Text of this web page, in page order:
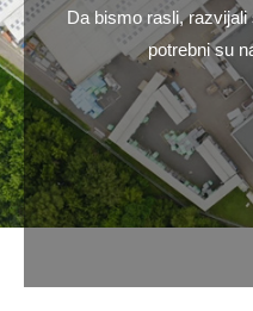
Da bismo rasli,
potrebni su